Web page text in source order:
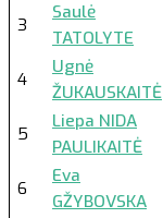
3
Saulė
TATOLYTE
4
Ugnė
ŽUKAUSKAITĖ
5
Liepa NIDA
PAULIKAITĖ
6
Eva
GŽYBOVSKA